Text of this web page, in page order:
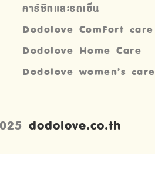
คาร์ซีทและรถเข็น
Dodolove ComFort care
Dodolove Home Care
Dodolove women’s care
dodolove.co.th